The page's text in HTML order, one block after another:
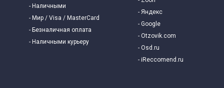
- Наличными
- Мир / Visa / MasterCard
- Безналичная оплата
- Наличными курьеру
- Яндекс
- Google
- Otzovik.com
- Osd.ru
- iReccomend.ru